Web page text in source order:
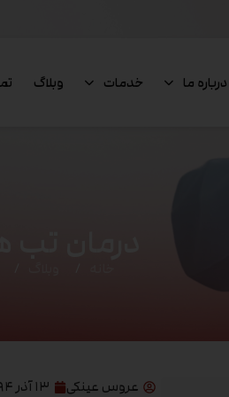
درباره ما خدمات وبلاگ
عروس عینکی
۱۳ آذر ۱۳۹۴